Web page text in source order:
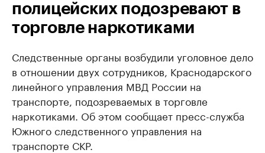
полицейских подозревают в
торговле наркотиками
Следственные органы возбудили уголовное дело
в отношении двух сотрудников, Краснодарского
линейного управления МВД России на
транспорте, подозреваемых в торговле
наркотиками. Об этом сообщает пресс-служба
Южного следственного управления на
транспорте СКР.